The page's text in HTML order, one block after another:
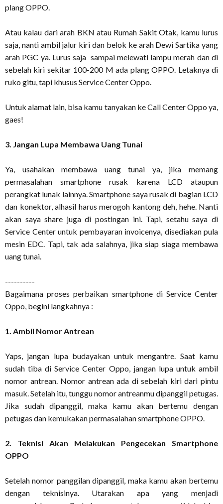
plang OPPO.
Atau kalau dari arah BKN atau Rumah Sakit Otak, kamu lurus
saja, nanti ambil jalur kiri dan belok ke arah Dewi Sartika yang
arah PGC ya. Lurus saja sampai melewati lampu merah dan di
sebelah kiri sekitar 100-200 M ada plang OPPO. Letaknya di
ruko gitu, tapi khusus Service Center Oppo.
Untuk alamat lain, bisa kamu tanyakan ke Call Center Oppo ya,
gaes!
3. Jangan Lupa Membawa Uang Tunai
Ya, usahakan membawa uang tunai ya, jika memang
permasalahan smartphone rusak karena LCD ataupun
perangkat lunak lainnya. Smartphone saya rusak di bagian LCD
dan konektor, alhasil harus merogoh kantong deh, hehe. Nanti
akan saya share juga di postingan ini. Tapi, setahu saya di
Service Center untuk pembayaran invoicenya, disediakan pula
mesin EDC. Tapi, tak ada salahnya, jika siap siaga membawa
uang tunai.
----------
Bagaimana proses perbaikan smartphone di Service Center
Oppo, begini langkahnya :
1. Ambil Nomor Antrean
Yaps, jangan lupa budayakan untuk mengantre. Saat kamu
sudah tiba di Service Center Oppo, jangan lupa untuk ambil
nomor antrean. Nomor antrean ada di sebelah kiri dari pintu
masuk. Setelah itu, tunggu nomor antreanmu dipanggil petugas.
Jika sudah dipanggil, maka kamu akan bertemu dengan
petugas dan kemukakan permasalahan smartphone OPPO.
2. Teknisi Akan Melakukan Pengecekan Smartphone
OPPO
Setelah nomor panggilan dipanggil, maka kamu akan bertemu
dengan teknisinya. Utarakan apa yang menjadi